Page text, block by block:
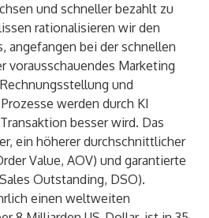
und schneller bezahlt zu
rationalisieren wir den
angefangen bei der schnellen
vorausschauendes Marketing
und
werden durch KI
besser wird. Das
ein höherer durchschnittlicher
Value, AOV) und garantierte
Outstanding, DSO).
einen weltweiten